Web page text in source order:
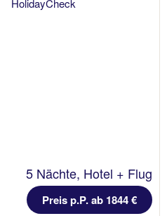
5 Nächte, Hotel + Flug
Preis p.P. ab 1844 €